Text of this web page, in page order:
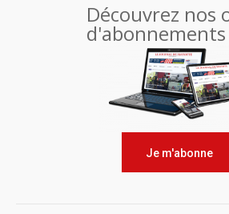
Découvrez nos
d'abonnements
Je m'abonne